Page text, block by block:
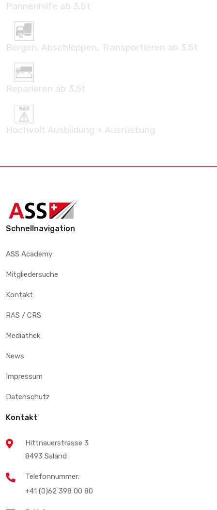
Pannenhilfe ab 3,5t
Bergen, Abschleppen, Transportieren ab 3,5t
Reparieren ab 3,5t
Hochvolt Ausbildung + Ausrüstung
Schnellnavigation
ASS Academy
Mitgliedersuche
Kontakt
RAS / CRS
Mediathek
News
Impressum
Datenschutz
Kontakt
Hittnauerstrasse 3
8493 Saland
Telefonnummer:
+41 (0)62 398 00 80